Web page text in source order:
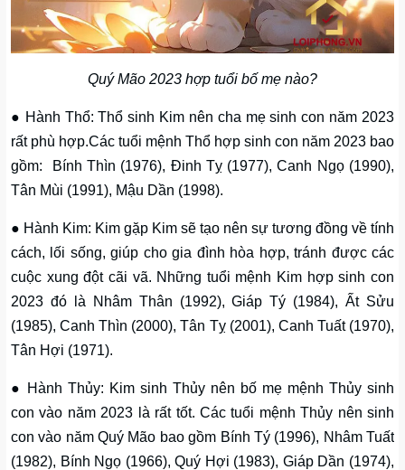
Quý Mão 2023 hợp tuổi bố mẹ nào?
● Hành Thổ: Thổ sinh Kim nên cha mẹ sinh con năm 2023
rất phù hợp.Các tuổi mệnh Thổ hợp sinh con năm 2023 bao
gồm: Bính Thìn (1976), Đinh Tỵ (1977), Canh Ngọ (1990),
Tân Mùi (1991), Mậu Dần (1998).
● Hành Kim: Kim gặp Kim sẽ tạo nên sự tương đồng về tính
cách, lối sống, giúp cho gia đình hòa hợp, tránh được các
cuộc xung đột cãi vã. Những tuổi mệnh Kim hợp sinh con
2023 đó là Nhâm Thân (1992), Giáp Tý (1984), Ất Sửu
(1985), Canh Thìn (2000), Tân Tỵ (2001), Canh Tuất (1970),
Tân Hợi (1971).
● Hành Thủy: Kim sinh Thủy nên bố mẹ mệnh Thủy sinh
con vào năm 2023 là rất tốt. Các tuổi mệnh Thủy nên sinh
con vào năm Quý Mão bao gồm Bính Tý (1996), Nhâm Tuất
(1982), Bính Ngọ (1966), Quý Hợi (1983), Giáp Dần (1974),